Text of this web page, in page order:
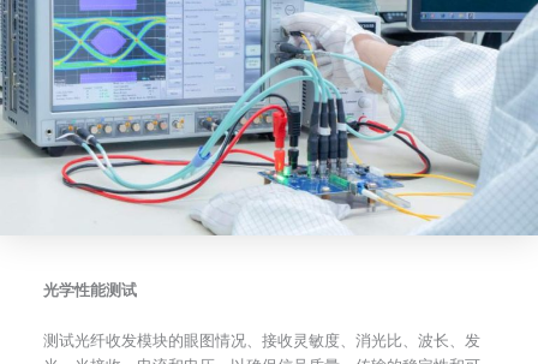
光学性能测试
测试光纤收发模块的眼图情况、接收灵敏度、消光比、波长、发